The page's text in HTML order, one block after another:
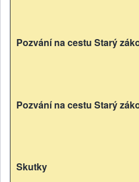
Pozvání na cestu Starý
Pozvání na cestu Starý
Skutky